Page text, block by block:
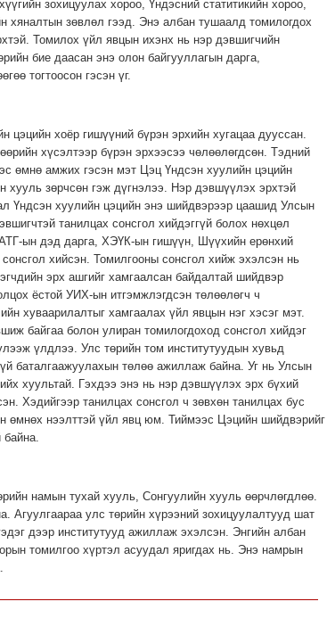
зохицуулах хороо, Үндэсний статитикийн хороо,
хяналтын зөвлөл гээд. Энэ албан тушаалд томилогдох
Томилох үйл явцын ихэнх нь нэр дэвшигчийн
бие даасан энэ олон байгууллагын дарга,
тогтоосон гэсэн үг.
хоёр гишүүний бүрэн эрхийн хугацаа дууссан.
хүсэлтээр бүрэн эрхээсээ чөлөөлөгдсөн. Тэдний
өмнө амжих гэсэн мэт Цэц Үндсэн хуулийн цэцийн
хууль зөрчсөн гэж дүгнэлээ. Нэр дэвшүүлэх эрхтэй
Үндсэн хуулийн цэцийн энэ шийдвэрээр цаашид Улсын
танилцах сонсгол хийдэггүй болох нөхцөл
ын дэд дарга, ХЭҮК-ын гишүүн, Шүүхийн ерөнхий
хийсэн. Томилгооны сонсгол хийж эхэлсэн нь
эрх ашгийг хамгаалсан байдалтай шийдвэр
ёстой УИХ-ын итгэмжлэгдсэн төлөөлөгч ч
хуваарилалтыг хамгаалах үйл явцын нэг хэсэг мэт.
байгаа болон улиран томилогдоход сонсгол хийдэг
үлдлээ. Улс төрийн том институтуудын хувьд
баталгаажуулахын төлөө ажиллаж байна. Уг нь Улсын
хуультай. Гэхдээ энэ нь нэр дэвшүүлэх эрх бүхий
Хэдийгээр танилцах сонсгол ч зөвхөн танилцах бус
өмнөх нээлттэй үйл явц юм. Тиймээс Цэцийн шийдвэрийг
байна.
намын тухай хууль, Сонгуулийн хууль өөрчлөгдлөө.
Агуулгаараа улс төрийн хүрээний зохицуулалтууд шат
дээр институтууд ажиллаж эхэлсэн. Энгийн албан
томилгоо хүртэл асуудал яригдах нь. Энэ намрын